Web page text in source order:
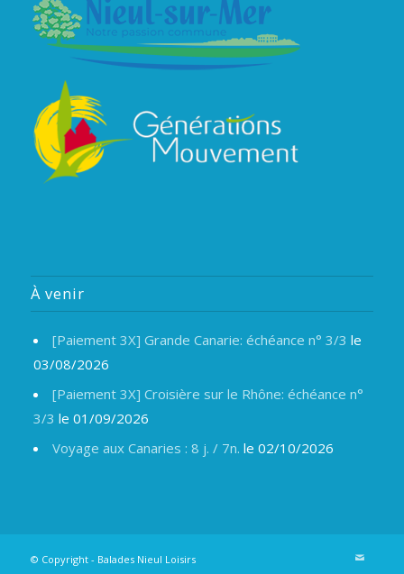
À venir
[Paiement 3X] Grande Canarie: échéance n° 3/3 le
03/08/2026
[Paiement 3X] Croisière sur le Rhône: échéance n°
3/3 le 01/09/2026
Voyage aux Canaries : 8 j. / 7n. le 02/10/2026
© Copyright - Balades Nieul Loisirs